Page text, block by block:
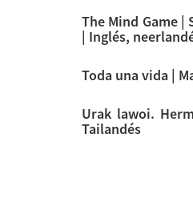
The Mind Game |
| Inglés,
Toda una vida |
Urak lawoi.
Tailandés